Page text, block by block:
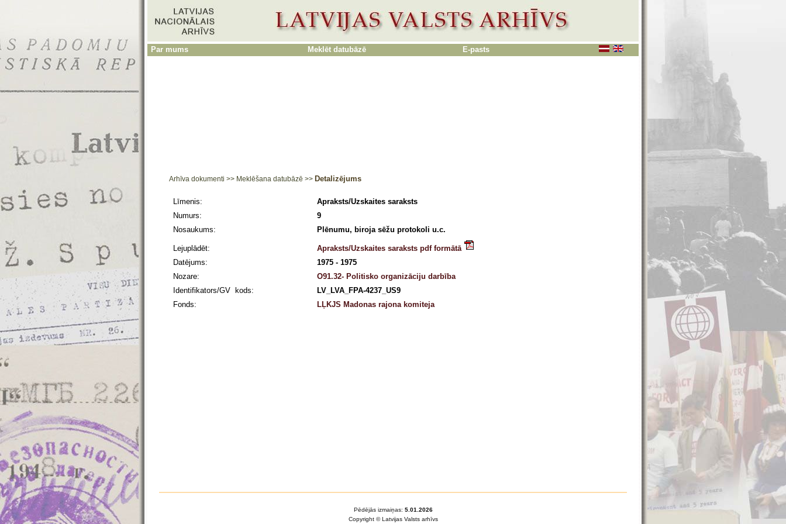
Par mums Meklēt datubāzē E-pasts
Arhīva dokumenti >> Meklēšana datubāzē >> Detalizējums
Līmenis:
Apraksts/Uzskaites saraksts
Numurs:
9
Nosaukums:
Plēnumu, biroja sēžu protokoli u.c.
Lejuplādēt:
Apraksts/Uzskaites saraksts pdf formātā
Datējums:
1975 - 1975
Nozare:
O91.32- Politisko organizāciju darbība
Identifikators/GV kods:
LV_LVA_FPA-4237_US9
Fonds:
LĻKJS Madonas rajona komiteja
Pēdējās izmaiņas: 5.01.2026
Copyright © Latvijas Valsts arhīvs